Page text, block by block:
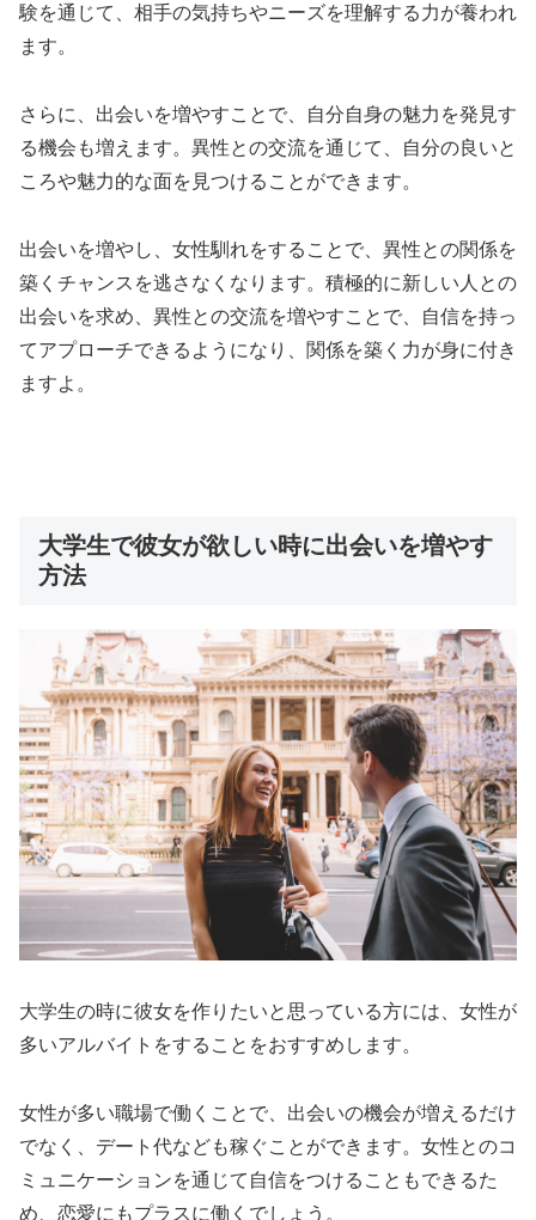
験を通じて、相手の気持ちやニーズを理解する力が養われ
ます。
さらに、出会いを増やすことで、
自分自身の魅力を発見す
る機会 も増えます。異性との交流を通じて、自分の良いと
ころや魅力的な面を見つけることができます。
出会いを増やし、女性馴れをすることで、異性との関係を
築くチャンスを逃さなくなります。積極的に新しい人との
出会いを求め、異性との交流を増やすことで、自信を持っ
てアプローチできるようになり、関係を築く力が身に付き
ますよ。
大学生で彼女が欲しい時に出会いを増やす
方法
大学生の時に彼女を作りたいと思っている方には、女性が
多いアルバイトをすることをおすすめします。
女性が多い職場で働くことで、出会いの機会が増えるだけ
でなく、デート代なども稼ぐことができます。女性とのコ
ミュニケーションを通じて自信をつけることもできるた
め、恋愛にもプラスに働くでしょう。